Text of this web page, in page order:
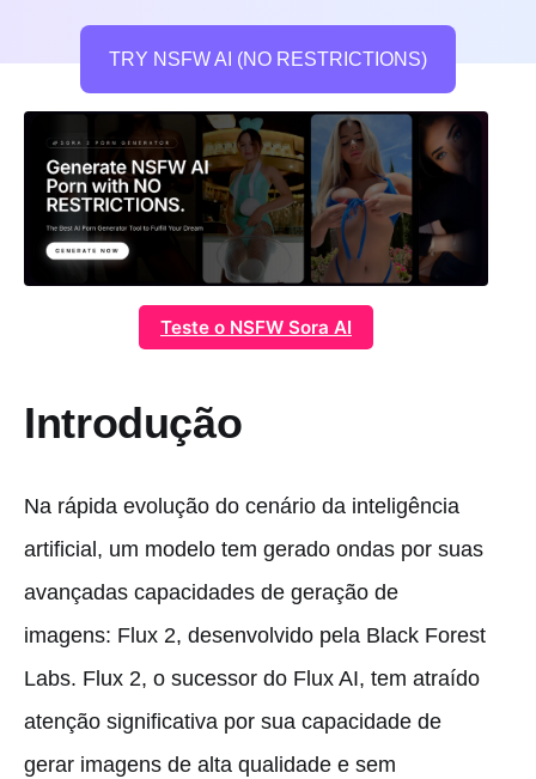
TRY NSFW AI (NO RESTRICTIONS)
Teste o NSFW Sora AI
Introdução
Na rápida evolução do cenário da inteligência
artificial, um modelo tem gerado ondas por suas
avançadas capacidades de geração de
imagens: Flux 2, desenvolvido pela Black Forest
Labs. Flux 2, o sucessor do Flux AI, tem atraído
atenção significativa por sua capacidade de
gerar imagens de alta qualidade e sem